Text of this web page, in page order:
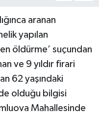
aranan
yapılan
öldürme’ suçundan
ve 9 yıldır firari
62 yaşındaki
olduğu bilgisi
Mahallesinde